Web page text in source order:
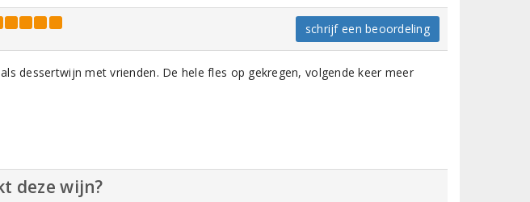
schrijf een beoordeling
dessertwijn met vrienden. De hele fles op gekregen, volgende keer meer
deze wijn?